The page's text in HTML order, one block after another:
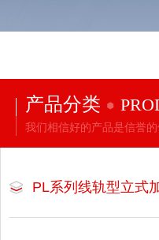
产品分类
我们相信好的产品是信誉的